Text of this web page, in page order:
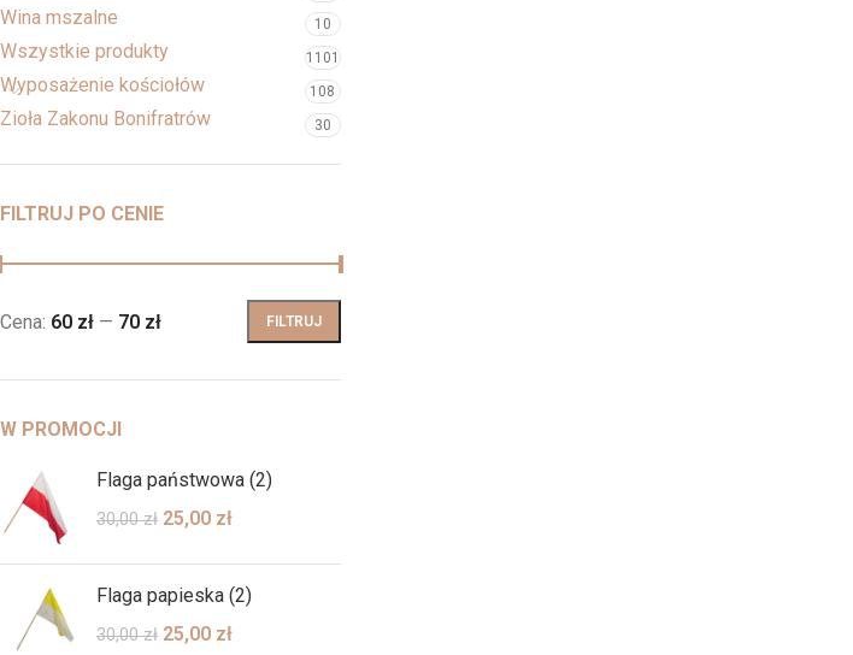
Wina mszalne 10
Wszystkie produkty 1101
Wyposażenie kościołów 108
Zioła Zakonu Bonifratrów 30
FILTRUJ PO CENIE
FILTRUJ
Cena: 60 zł — 70 zł
W PROMOCJI
Flaga państwowa (2)
30,00zł 25,00 zł
Flaga papieska (2)
30,00zł 25,00 zł